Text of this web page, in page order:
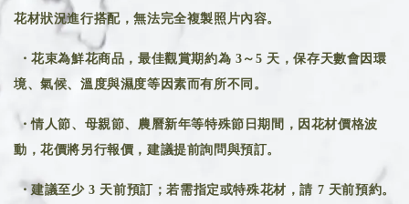
花材狀況進行搭配，無法完全複製照片內容。
・花束為鮮花商品，最佳觀賞期約為 3～5 天，保存天數會因環
境、氣候、溫度與濕度等因素而有所不同。
・情人節、母親節、農曆新年等特殊節日期間，因花材價格波
動，花價將另行報價，建議提前詢問與預訂。
・建議至少 3 天前預訂；若需指定或特殊花材，請 7 天前預約。